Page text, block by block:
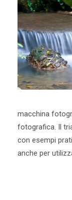
macchina
fotografica. Il
con esempi
anche per